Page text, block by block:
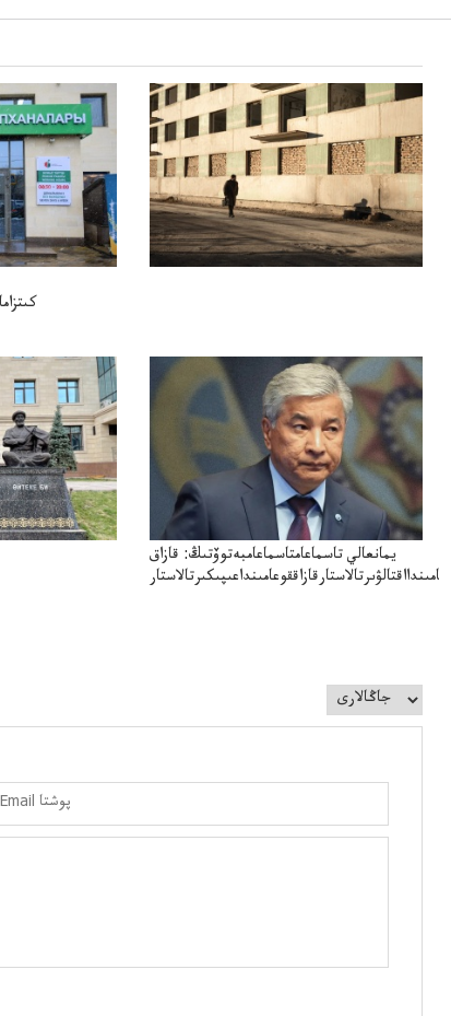
يمانعالي تاسماعامتاسماعامبەتوۆتىڭ: قازاق
قوعامىندااقتالۋىرتالاستارقازاققوعامىنداعىپىكىرتالاستار